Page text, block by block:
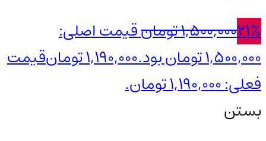
21%
1,500,000تومانقیمت اصلی:
1,500,000 تومان بود.
1,190,000تومانقیمت
فعلی: 1,190,000 تومان.
بستن